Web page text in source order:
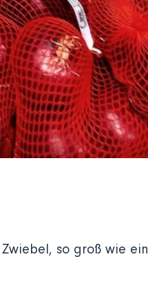
so groß wie ein